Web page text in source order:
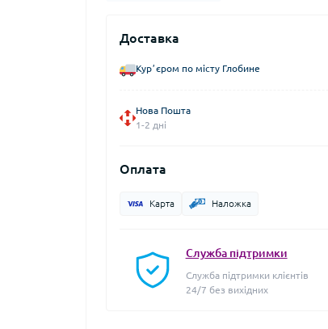
Доставка
Курʼєром по місту Глобине
Нова Пошта
1-2 дні
Оплата
Карта Наложка
Служба підтримки
Служба підтримки клієнтів
24/7 без вихідних